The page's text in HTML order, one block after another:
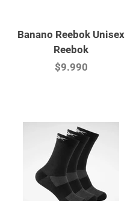
Banano Reebok Unisex
Reebok
$9.990